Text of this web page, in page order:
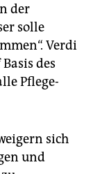
der
solle
Verdi
des
Pflege­
sich
und